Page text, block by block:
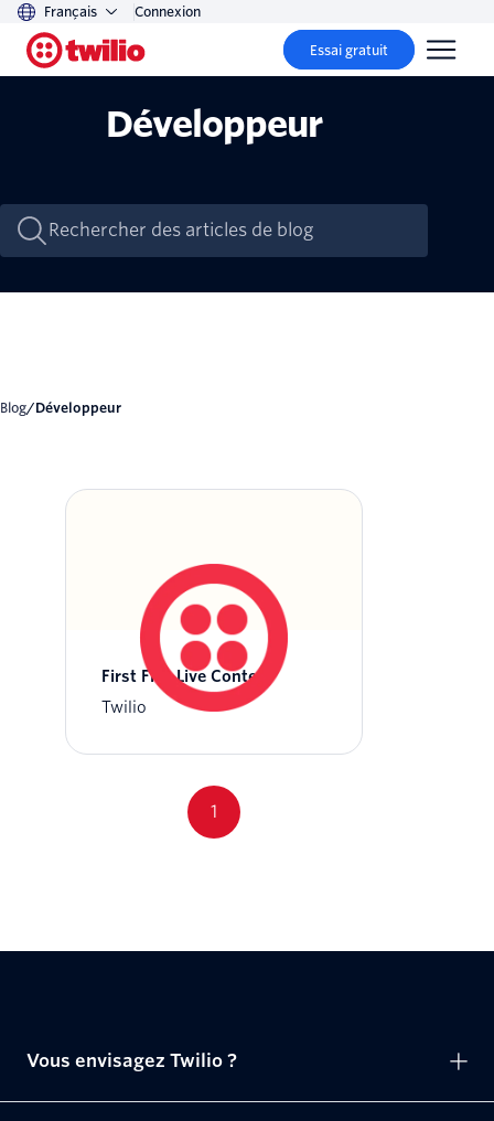
Français Connexion
Essai gratuit
Développeur
Blog/ Développeur
First Five Live Contest
Twilio
1
Vous envisagez Twilio ?